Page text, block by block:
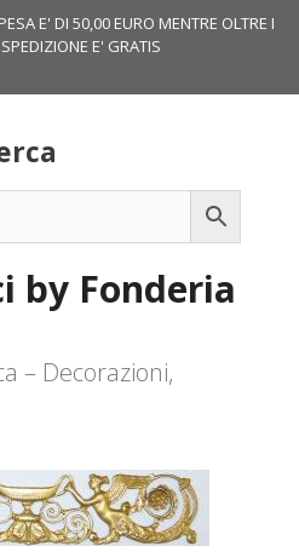
E' DI 50,00 EURO MENTRE OLTRE I
E' GRATIS
by Fonderia
– Decorazioni,